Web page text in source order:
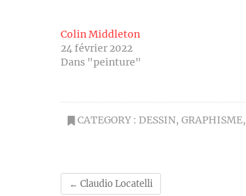
Colin Middleton
24 février 2022
Dans "peinture"
CATEGORY : DESSIN, GRAPHISME,
← Claudio Locatelli